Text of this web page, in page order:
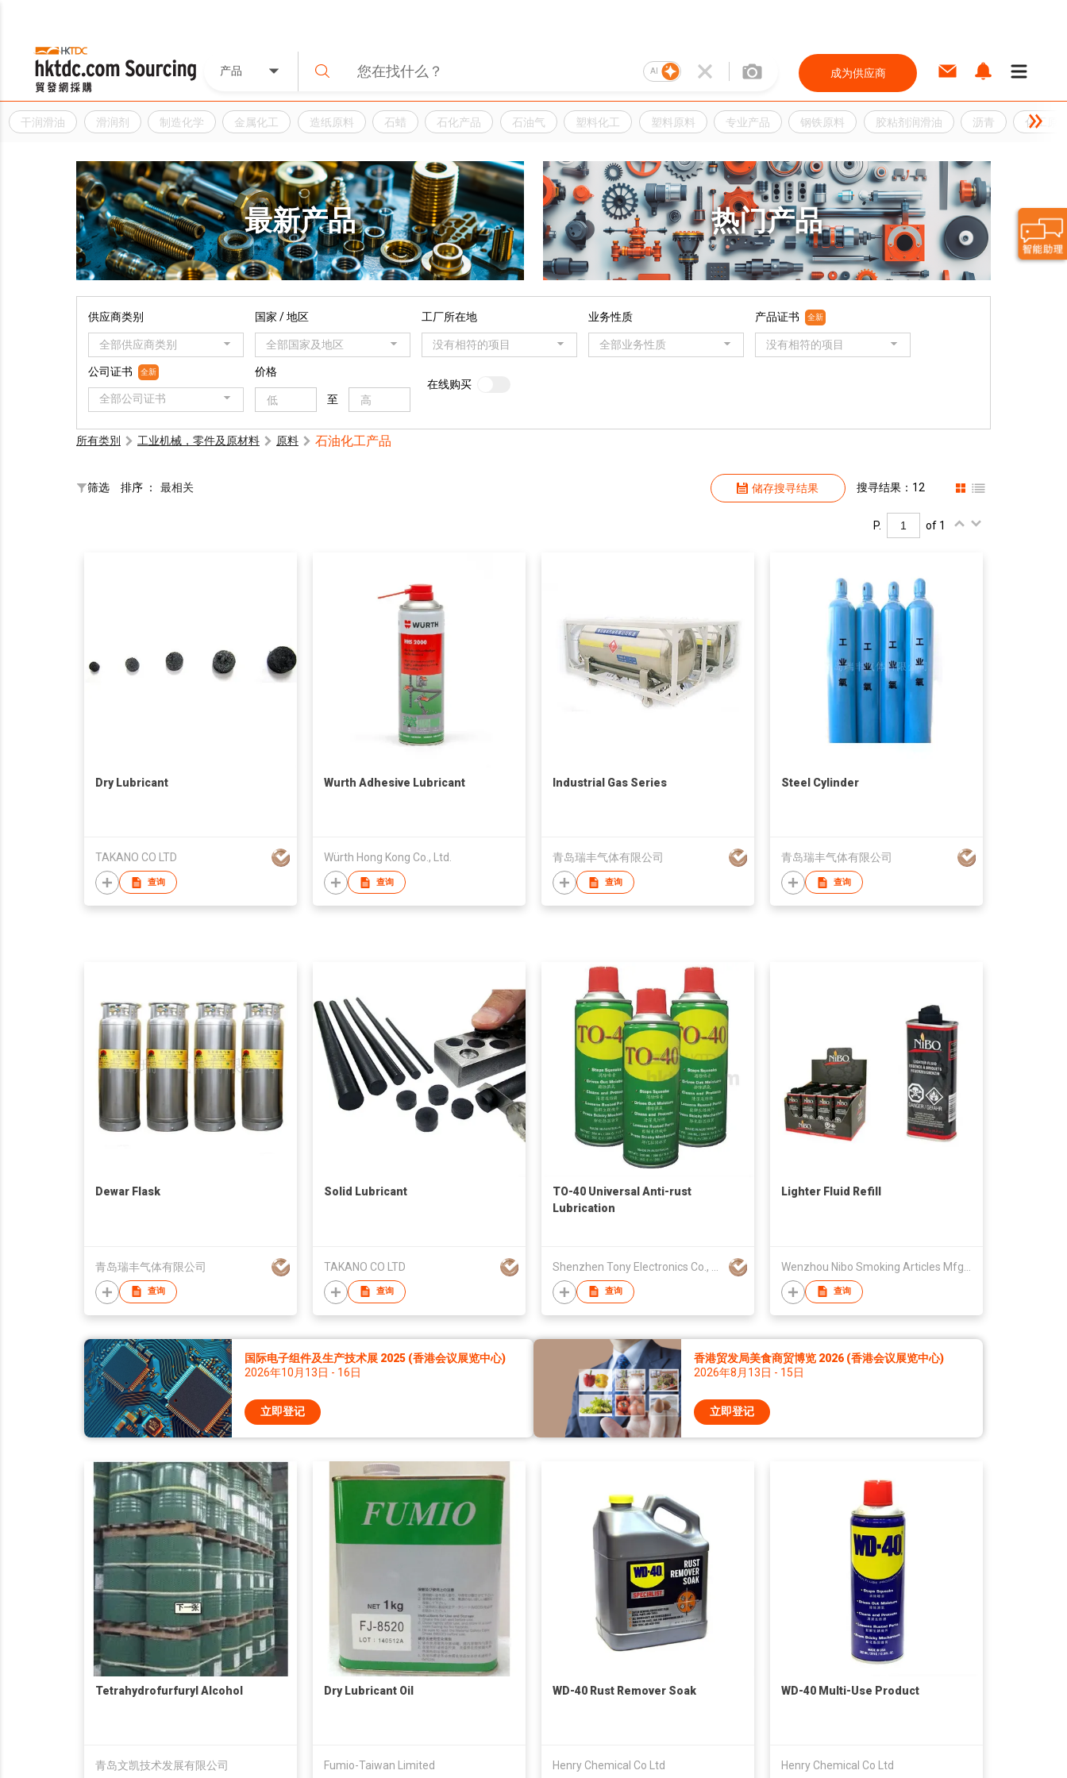
产品 AI 成为供应商
干润滑油 滑润剂 制造化学 金属化工 造纸原料 石蜡 石化产品 石油气 塑料化工 塑料原料 专业产品 钢铁原料 胶粘剂润滑油 沥青 化工原
最新产品 热门产品
供应商类别
全部供应商类别
国家 / 地区
全部国家及地区
工厂所在地
没有相符的项目
业务性质
全部业务性质
产品证书 全新
没有相符的项目
公司证书 全新
全部公司证书
价格
至
在线购买
所有类別 工业机械，零件及原材料 原料 石油化工产品
筛选 排序 ： 最相关 储存搜寻结果 搜寻结果：12
P. of 1
Dry Lubricant
TAKANO CO LTD
查询
Wurth Adhesive Lubricant
Würth Hong Kong Co., Ltd.
查询
Industrial Gas Series
青岛瑞丰气体有限公司
查询
Steel Cylinder
青岛瑞丰气体有限公司
查询
Dewar Flask
青岛瑞丰气体有限公司
查询
Solid Lubricant
TAKANO CO LTD
查询
TO-40 Universal Anti-rust
Lubrication
查询
Lighter Fluid Refill
查询
国际电子组件及生产技术展 2025 (香港会议展览中心)
2026年10月13日 - 16日
立即登记
香港贸发局美食商贸博览 2026 (香港会议展览中心)
2026年8月13日 - 15日
立即登记
Tetrahydrofurfuryl Alcohol
青岛文凯技术发展有限公司
Dry Lubricant Oil
Fumio-Taiwan Limited
WD-40 Rust Remover Soak
Henry Chemical Co Ltd
WD-40 Multi-Use Product
Henry Chemical Co Ltd